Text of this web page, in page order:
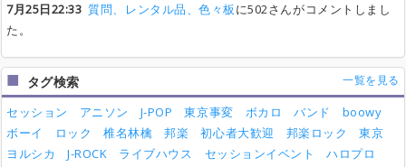
7月25日22:33 質問、レンタル品、色々板に502さんがコメントしまし
た。
タグ検索 一覧を見る
セッション アニソン J-POP 東京事変 ボカロ バンド
boowy
ボーイ
ロック 椎名林檎 邦楽 初心者大歓迎 邦楽ロック
東京
ヨルシカ
J-ROCK ライブハウス セッションイベント
ハロプロ